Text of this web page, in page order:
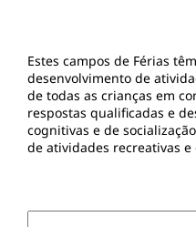
Estes campos de Férias
desenvolvimento de
de todas as crianças em
respostas qualificadas e
cognitivas e de
de atividades recreativas e
Pesquisar por: